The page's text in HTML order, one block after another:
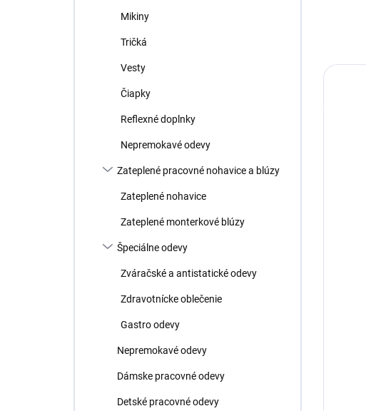
Mikiny
Tričká
Vesty
Čiapky
Reflexné doplnky
Nepremokavé odevy
Zateplené pracovné nohavice a blúzy
Zateplené nohavice
Zateplené monterkové blúzy
Špeciálne odevy
Zváračské a antistatické odevy
Zdravotnícke oblečenie
Gastro odevy
Nepremokavé odevy
Dámske pracovné odevy
Detské pracovné odevy